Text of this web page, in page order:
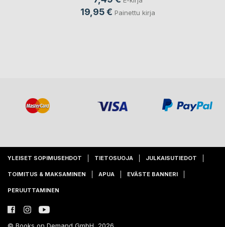
19,95 € Painettu kirja
YLEISET SOPIMUSEHDOT TIETOSUOJA JULKAISUTIEDOT
TOIMITUS & MAKSAMINEN APUA EVÄSTE BANNERI
PERUUTTAMINEN
© Books on Demand GmbH, 2026